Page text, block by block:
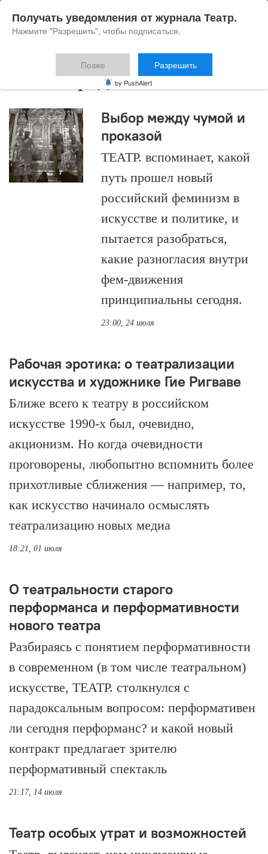
Мила Бредихина
Выбор между чумой и
проказой
ТЕАТР. вспоминает, какой
путь прошел новый
российский феминизм в
искусстве и политике, и
пытается разобраться,
какие разногласия внутри
фем-движения
принципиальны сегодня.
23:00, 24 июля
Рабочая эротика: о театрализации
искусства и художнике Гие Ригваве
Ближе всего к театру в российском
искусстве 1990-х был, очевидно,
акционизм. Но когда очевидности
проговорены, любопытно вспомнить более
прихотливые сближения — например, то,
как искусство начинало осмыслять
театрализацию новых медиа
18:21, 01 июля
О театральности старого
перформанса и перформативности
нового театра
Разбираясь с понятием перформативности
в современном (в том числе театральном)
искусстве, ТЕАТР. столкнулся с
парадоксальным вопросом: перформативен
ли сегодня перформанс? и какой новый
контракт предлагает зрителю
перформативный спектакль
21:17, 14 июля
Театр особых утрат и возможностей
Получать уведомления от журнала Театр.
Нажмите "Разрешить", чтобы подписаться.
Позже Разрешить
by PushAlert